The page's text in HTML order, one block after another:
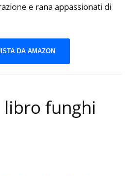
e rana appassionati di
DA AMAZON
funghi